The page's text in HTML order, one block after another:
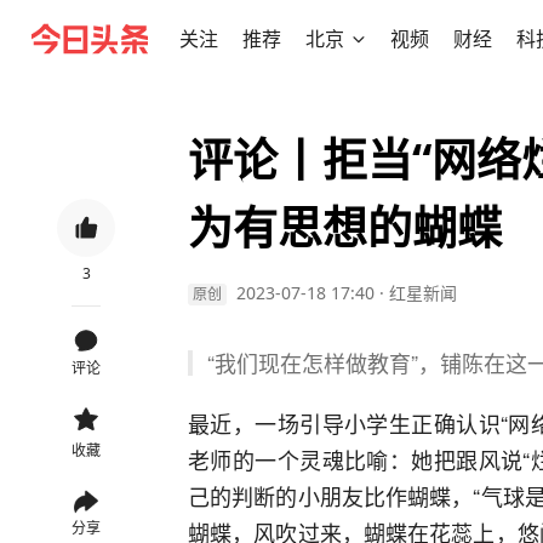
关注 推荐 北京 视频 财经 科
3
评论
收藏
分享
评论丨拒当“网络
为有思想的蝴蝶
原创 2023-07-18 17:40 · 红星新闻
“我们现在怎样做教育”，铺陈在
最近，一场引导小学生正确认识“
老师的一个灵魂比喻：她把跟风说
己的判断的小朋友比作蝴蝶，“气球
蝴蝶，风吹过来，蝴蝶在花蕊上，